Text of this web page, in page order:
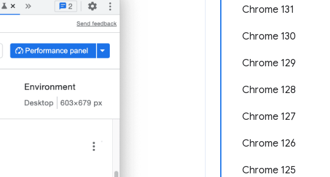
Chrome 131
Chrome 130
Chrome 129
Chrome 128
Chrome 127
Chrome 126
Chrome 125